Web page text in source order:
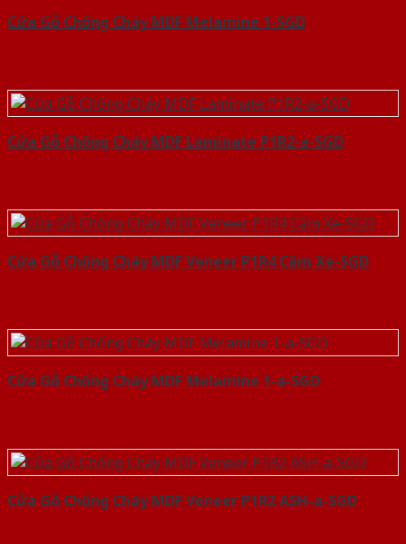
Cửa Gỗ Chống Cháy MDF Melamine 1-SGD
Cửa Gỗ Chống Cháy MDF Laminate P1R2-a-SGD
Cửa Gỗ Chống Cháy MDF Veneer P1R4 Căm Xe-SGD
Cửa Gỗ Chống Cháy MDF Melamine 1-a-SGD
Cửa Gỗ Chống Cháy MDF Veneer P1R2 ASH-a-SGD